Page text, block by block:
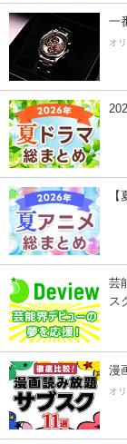
一
オ
芸
ス
漫
オ